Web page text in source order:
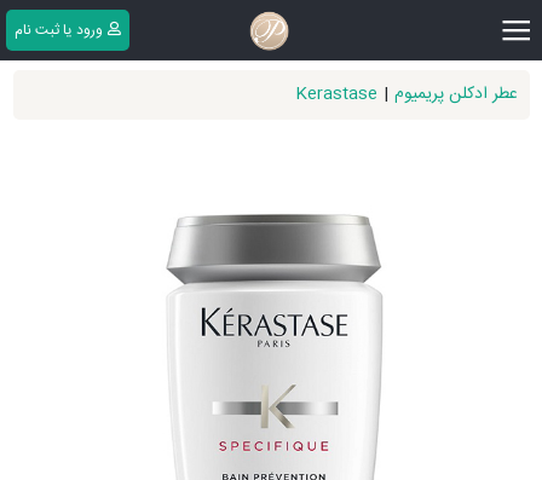
||| ورود یا ثبت ‌نام
عطر ادکلن پریمیوم |
Kerastase